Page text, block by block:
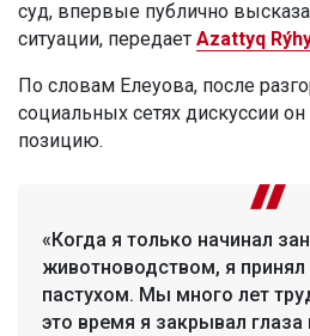
суд, впервые публично
ситуации, передает Azattyq Rýhy
По словам Елеуова, после
социальных сетях дискуссии он
позицию.
«Когда я только начинал
животноводством, я принял
пастухом. Мы много лет
это время я закрывал глаза